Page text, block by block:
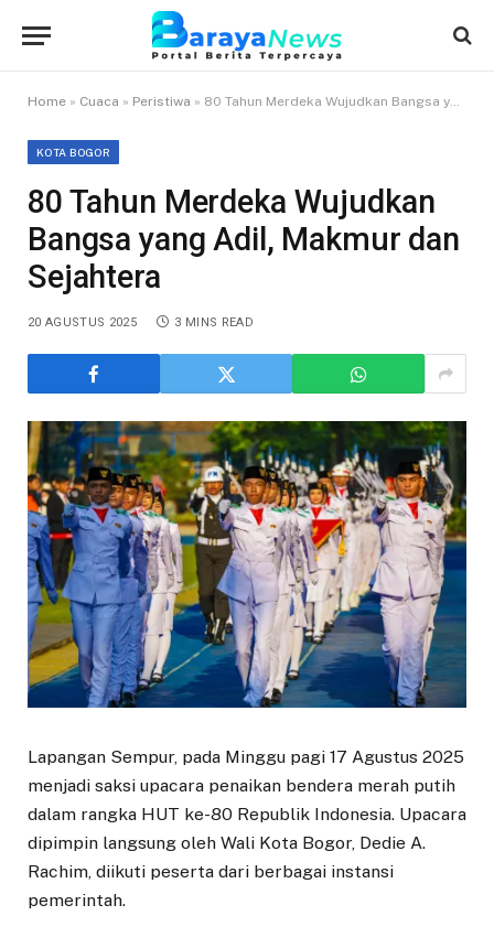
Home » Cuaca » Peristiwa » 80 Tahun Merdeka Wujudkan Bangsa yang Adil, Makmur dan Sejahtera
KOTA BOGOR
80 Tahun Merdeka Wujudkan
Bangsa yang Adil, Makmur dan
Sejahtera
20 AGUSTUS 2025 3 MINS READ
Lapangan Sempur, pada Minggu pagi 17 Agustus 2025
menjadi saksi upacara penaikan bendera merah putih
dalam rangka HUT ke-80 Republik Indonesia. Upacara
dipimpin langsung oleh Wali Kota Bogor, Dedie A.
Rachim, diikuti peserta dari berbagai instansi
pemerintah.